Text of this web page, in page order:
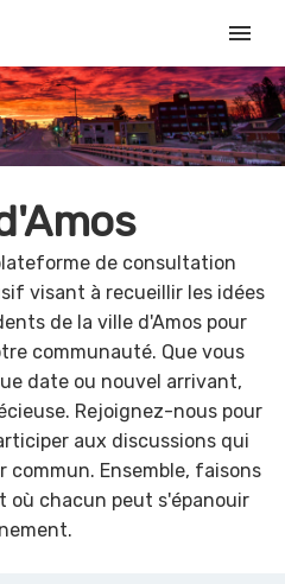
menu
de consultation
visant à recueillir les idées
de la ville d'Amos pour
communauté. Que vous
date ou nouvel arrivant,
Rejoignez-nous pour
aux discussions qui
Ensemble, faisons
où chacun peut s'épanouir